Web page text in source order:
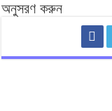
অনুসরণ করুন